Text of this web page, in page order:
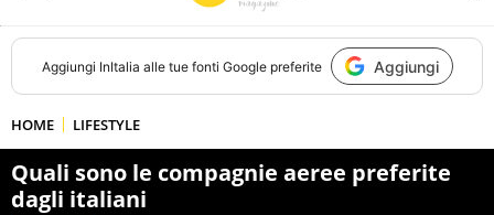
Aggiungi InItalia alle tue fonti Google preferite Aggiungi
HOME LIFESTYLE
Quali sono le compagnie aeree preferite
dagli italiani